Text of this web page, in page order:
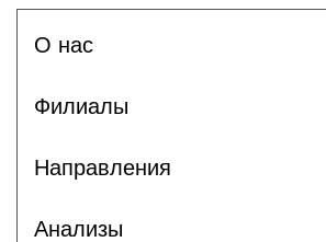
О нас
Филиалы
Направления
Анализы